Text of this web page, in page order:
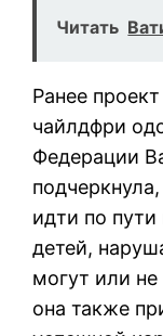
Читать
Ранее
чайлдфри
Федерации
идти по
детей,
могут или
она также